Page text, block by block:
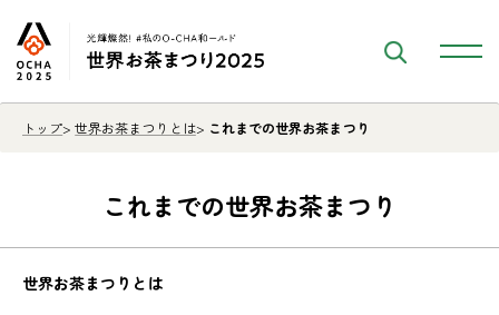
トップ 世界お茶まつりとは これまでの世界お茶まつり
これまでの世界お茶まつり
世界お茶まつりとは